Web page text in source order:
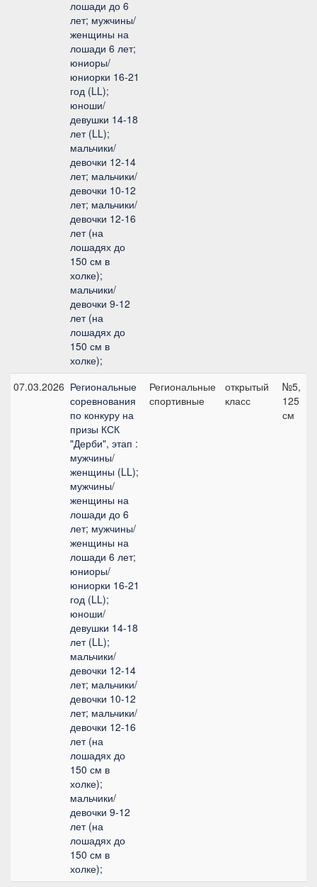
лошади до 6
лет; мужчины/
женщины на
лошади 6 лет;
юниоры/
юниорки 16-21
год (LL);
юноши/
девушки 14-18
лет (LL);
мальчики/
девочки 12-14
лет; мальчики/
девочки 10-12
лет; мальчики/
девочки 12-16
лет (на
лошадях до
150 см в
холке);
мальчики/
девочки 9-12
лет (на
лошадях до
150 см в
холке);
07.03.2026 Региональные
соревнования
по конкуру на
призы КСК
"Дерби", этап :
мужчины/
женщины (LL);
мужчины/
женщины на
лошади до 6
лет; мужчины/
женщины на
лошади 6 лет;
юниоры/
юниорки 16-21
год (LL);
юноши/
девушки 14-18
лет (LL);
мальчики/
девочки 12-14
лет; мальчики/
девочки 10-12
лет; мальчики/
девочки 12-16
лет (на
лошадях до
150 см в
холке);
мальчики/
девочки 9-12
лет (на
лошадях до
150 см в
холке);
Региональные
спортивные
открытый
класс
№5,
125
см